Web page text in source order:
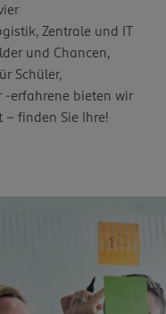
Zentrale und IT
und Chancen,
Schüler,
-erfahrene bieten wir
– finden Sie Ihre!